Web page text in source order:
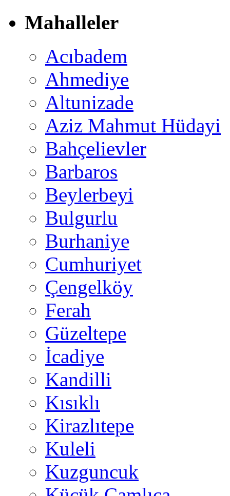
Mahalleler
Acıbadem
Ahmediye
Altunizade
Aziz Mahmut Hüdayi
Bahçelievler
Barbaros
Beylerbeyi
Bulgurlu
Burhaniye
Cumhuriyet
Çengelköy
Ferah
Güzeltepe
İcadiye
Kandilli
Kısıklı
Kirazlıtepe
Kuleli
Kuzguncuk